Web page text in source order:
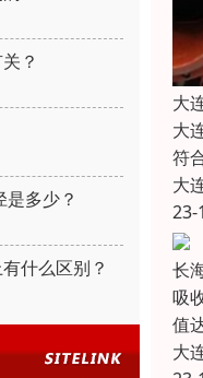
？
多少？
什么区别？
大
大
符
大
23-
长
吸
值
大